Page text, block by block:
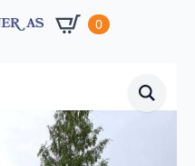
0